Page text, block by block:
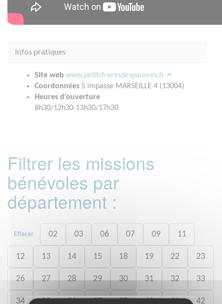
Infos pratiques
Site web www.petitsfreresdespauvres.fr
Coordonnées 5 impasse MARSEILLE 4 (13004)
Heures d'ouverture
8h30/12h30-13h30/17h30
Filtrer les missions
bénévoles par
département :
Effacer 02 03 06 07 09 11
12 13 14 15 18 19 22 23
26 27 28 29 30 31 32 33
34 35 36 37 38 40 41 42